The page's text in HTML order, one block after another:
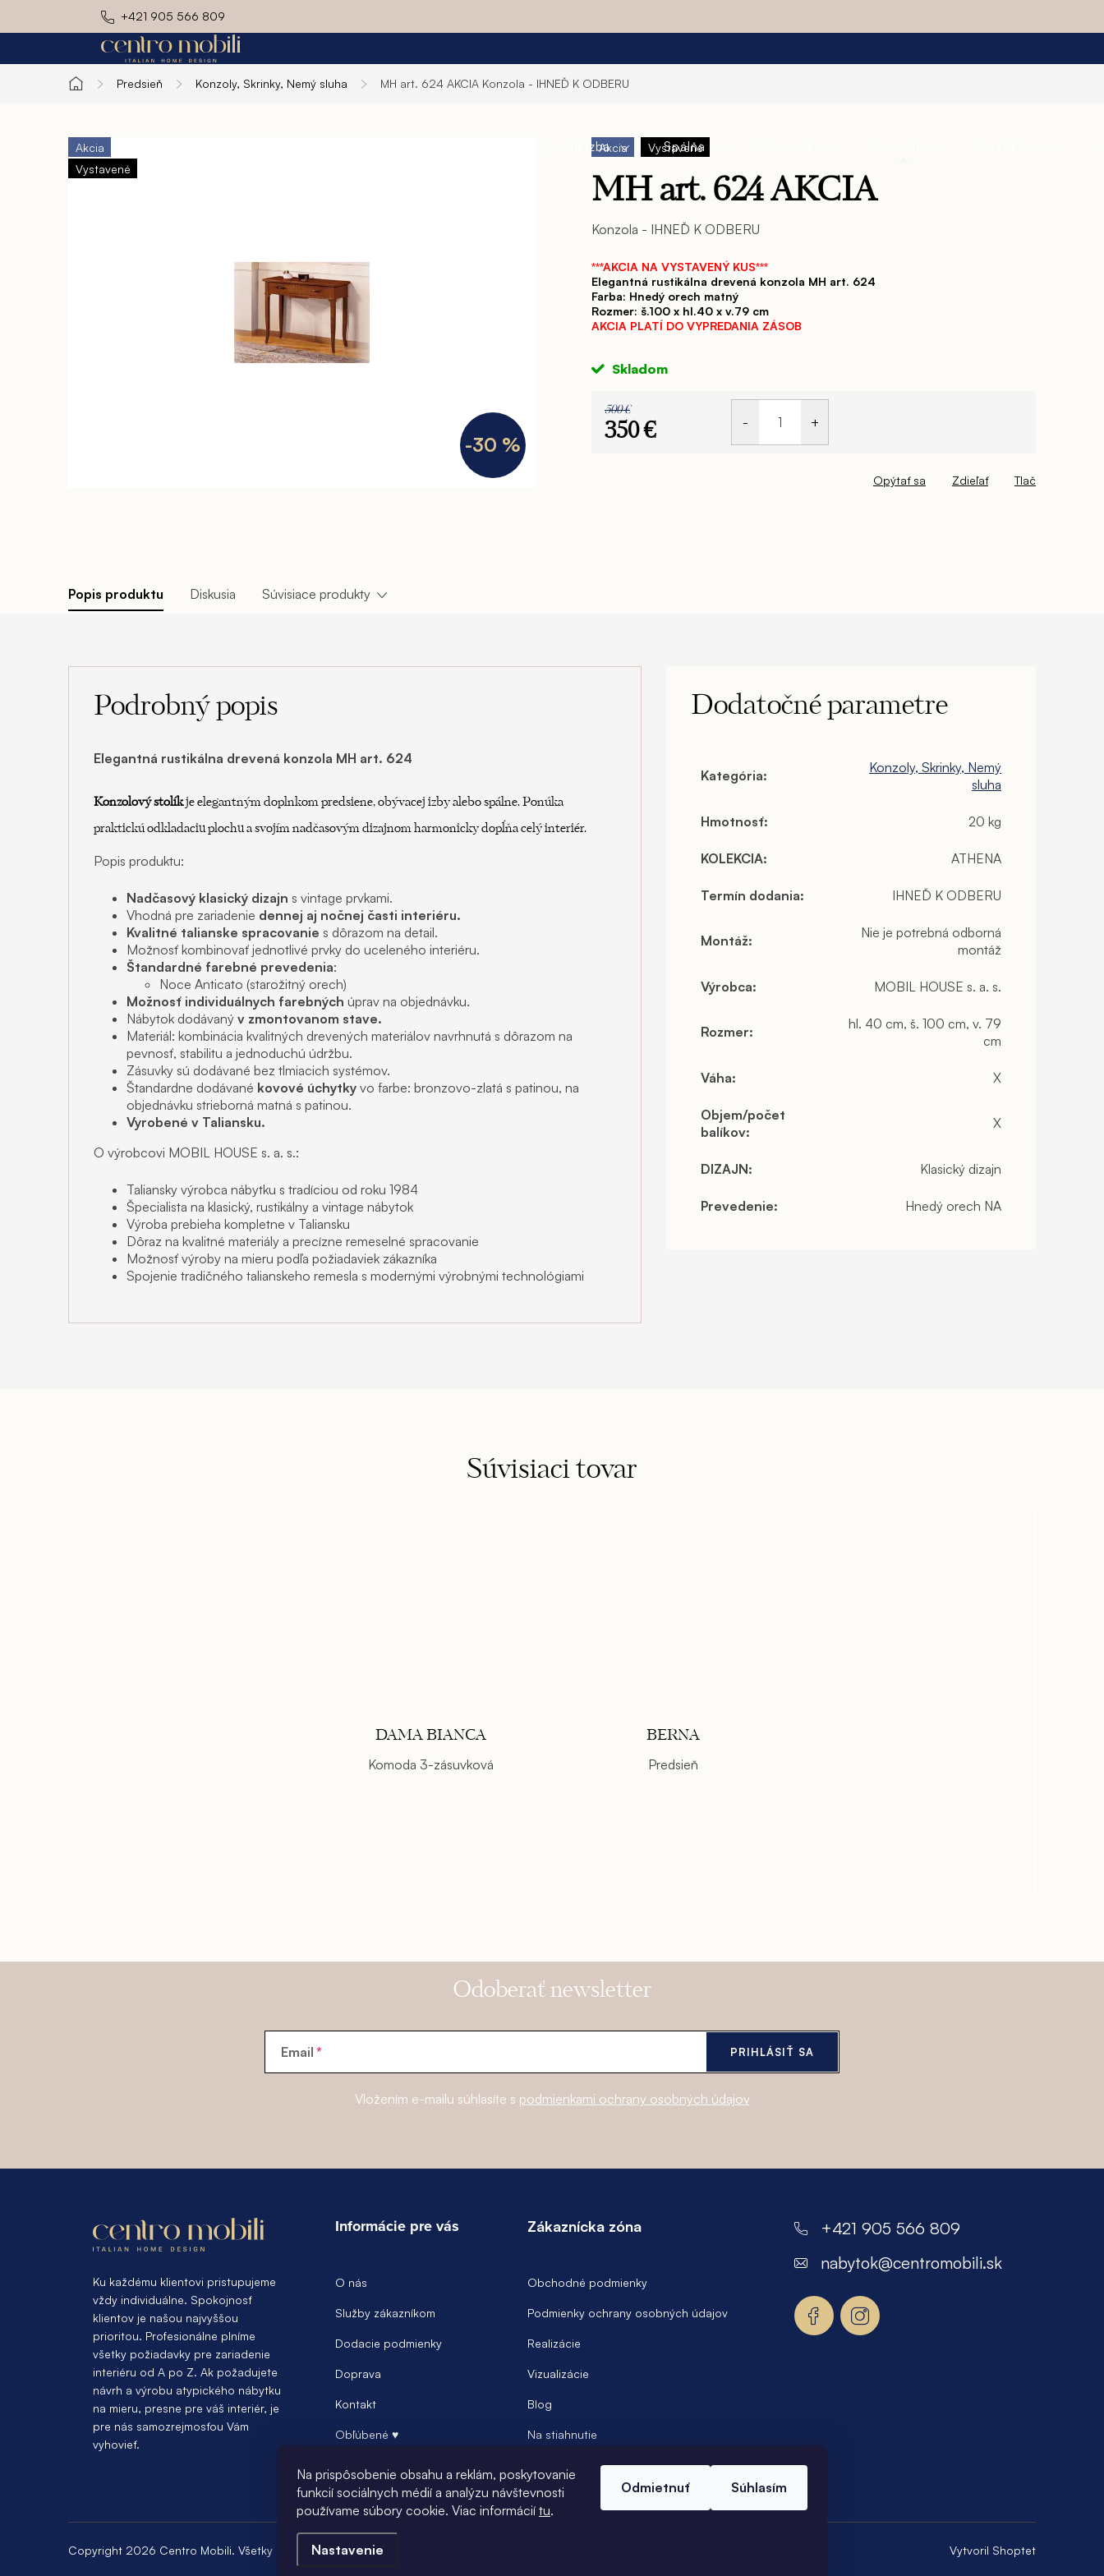
Na prispôsobenie obsahu a reklám, poskytovanie
funkcií sociálnych médií a analýzu návštevnosti
používame súbory cookie. Viac informácií tu.
Nastavenie
Odmietnuť Súhlasím
+421 905 566 809
Obývacia izba Spálňa
Domov
Predsieň Konzoly, Skrinky, Nemý sluha MH art. 624 AKCIA Konzola - IHNEĎ K ODBERU
Akcia
Vystavené
-30 %
Akcia Vystavené
MH art. 624 AKCIA
Konzola - IHNEĎ K ODBERU
***AKCIA NA VYSTAVENÝ KUS***
Elegantná rustikálna drevená konzola MH art. 624
Farba: Hnedý orech matný
Rozmer: š.100 x hl.40 x v.79 cm
AKCIA PLATÍ DO VYPREDANIA ZÁSOB
Skladom
500 €
350 €
Tlač
Opýtať sa Zdieľať
Popis produktu Diskusia Súvisiace produkty
Podrobný popis
Elegantná rustikálna drevená konzola MH art. 624
Konzolový stolíkje elegantným doplnkom predsiene, obývacej izby alebo spálne. Ponúka
praktickú odkladaciu plochu a svojím nadčasovým dizajnom harmonicky dopĺňa celý interiér.
Popis produktu:
Nadčasový klasický dizajn s vintage prvkami.
Vhodná pre zariadenie dennej aj nočnej časti interiéru.
Kvalitné talianske spracovanie s dôrazom na detail.
Možnosť kombinovať jednotlivé prvky do uceleného interiéru.
Štandardné farebné prevedenia:
Noce Anticato (starožitný orech)
Možnosť individuálnych farebných úprav na objednávku.
Nábytok dodávaný v zmontovanom stave.
Materiál: kombinácia kvalitných drevených materiálov navrhnutá s dôrazom na
pevnosť, stabilitu a jednoduchú údržbu.
Zásuvky sú dodávané bez tlmiacich systémov.
Štandardne dodávané kovové úchytky vo farbe: bronzovo-zlatá s patinou, na
objednávku strieborná matná s patinou.
Vyrobené v Taliansku.
O výrobcovi MOBIL HOUSE s. a. s.:
Taliansky výrobca nábytku s tradíciou od roku 1984
Špecialista na klasický, rustikálny a vintage nábytok
Výroba prebieha kompletne v Taliansku
Dôraz na kvalitné materiály a precízne remeselné spracovanie
Možnosť výroby na mieru podľa požiadaviek zákazníka
Spojenie tradičného talianskeho remesla s modernými výrobnými technológiami
Dodatočné parametre
Kategória:
Konzoly, Skrinky, Nemý
sluha
Hmotnosť: 20 kg
KOLEKCIA: ATHENA
Termín dodania: IHNEĎ K ODBERU
Montáž:
Nie je potrebná odborná
montáž
Výrobca: MOBIL HOUSE s. a. s.
Rozmer:
hl. 40 cm, š. 100 cm, v. 79
cm
Váha: X
Objem/počet
balíkov:
X
DIZAJN: Klasický dizajn
Prevedenie: Hnedý orech NA
Súvisiaci tovar
DAMA BIANCA
Komoda 3-zásuvková
BERNA
Predsieň
Odoberať newsletter
Email
Vložením e-mailu súhlasíte s podmienkami ochrany osobných údajov
PRIHLÁSIŤ SA
Ku každému klientovi pristupujeme
vždy individuálne. Spokojnosť
klientov je našou najvyššou
prioritou. Profesionálne plníme
všetky požiadavky pre zariadenie
interiéru od A po Z. Ak požadujete
návrh a výrobu atypického nábytku
na mieru, presne pre váš interiér, je
pre nás samozrejmosťou Vám
vyhovieť.
Informácie pre vás
O nás
Služby zákazníkom
Dodacie podmienky
Doprava
Kontakt
Obľúbené ♥
Zákaznícka zóna
Obchodné podmienky
Podmienky ochrany osobných údajov
Realizácie
Vizualizácie
Blog
Na stiahnutie
+421 905 566 809
nabytok@centromobili.sk
Vytvoril Shoptet
Copyright 2026 Centro Mobili. Všetky práva vyhradené.Upraviť nastavenie cookies